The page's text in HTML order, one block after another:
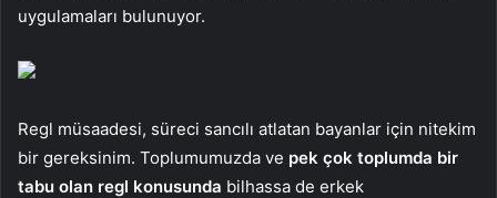
uygulamaları bulunuyor.
Regl müsaadesi, süreci sancılı atlatan bayanlar için nitekim
bir gereksinim. Toplumumuzda ve pek çok toplumda bir
tabu olan regl konusunda bilhassa de erkek